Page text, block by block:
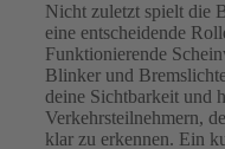
Nicht zuletzt spielt die
eine entscheidende
Funktionierende
Blinker und
deine Sichtbarkeit und
Verkehrsteilnehmern,
klar zu erkennen. Ein